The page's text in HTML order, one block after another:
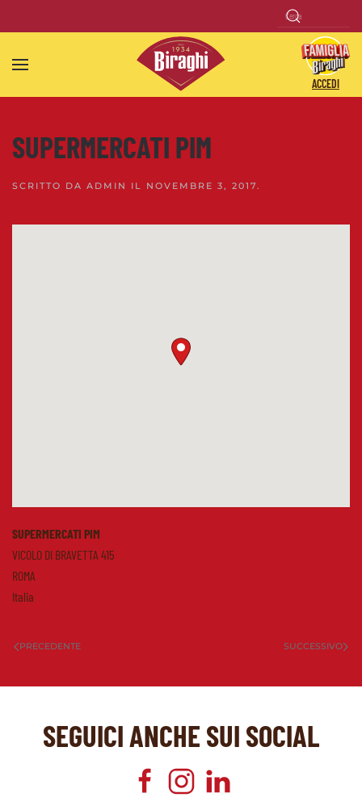
Skip to main content
ACCEDI
SUPERMERCATI PIM
SCRITTO DA ADMIN IL NOVEMBRE 3, 2017.
SUPERMERCATI PIM
VICOLO DI BRAVETTA 415
ROMA
Italia
PRECEDENTE SUCCESSIVO
SEGUICI ANCHE SUI SOCIAL